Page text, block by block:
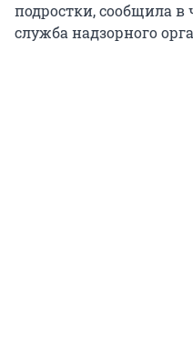
подростки, сообщила в
служба надзорного